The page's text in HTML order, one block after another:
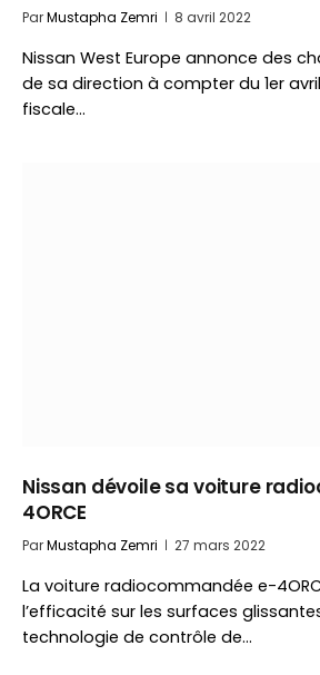
ParMustapha Zemri 8 avril 2022
Nissan West Europe annonce des
de sa direction à compter du 1er
fiscale…
Nissan dévoile sa voiture
4ORCE
ParMustapha Zemri 27 mars 2022
La voiture radiocommandée e-
l’efficacité sur les surfaces
technologie de contrôle de…